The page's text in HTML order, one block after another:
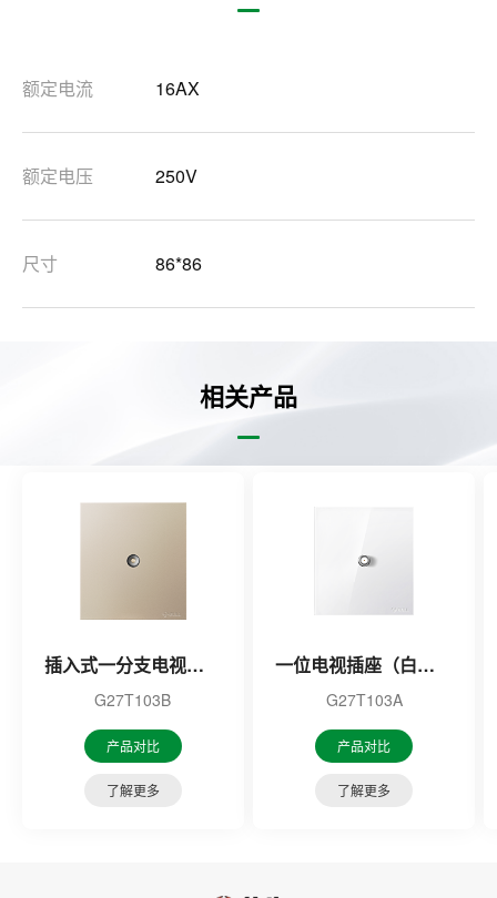
额定电流 16AX
额定电压 250V
尺寸 86*86
相关产品
插入式一分支电视插座（金色）
G27T103B
产品对比
了解更多
一位电视插座（白色）
G27T103A
产品对比
了解更多